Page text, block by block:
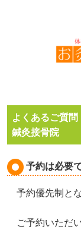
よくあるご質
鍼灸接骨院
予約は必要
予約優先制と
ご予約いただ